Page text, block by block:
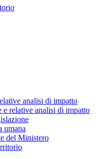
analisi di impatto
e relative analisi di impatto
umana
del Ministero